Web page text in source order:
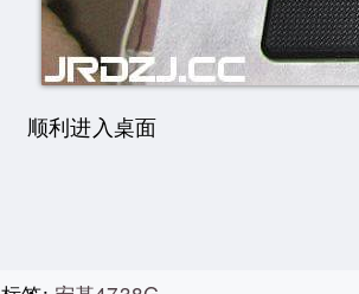
顺利进入桌面